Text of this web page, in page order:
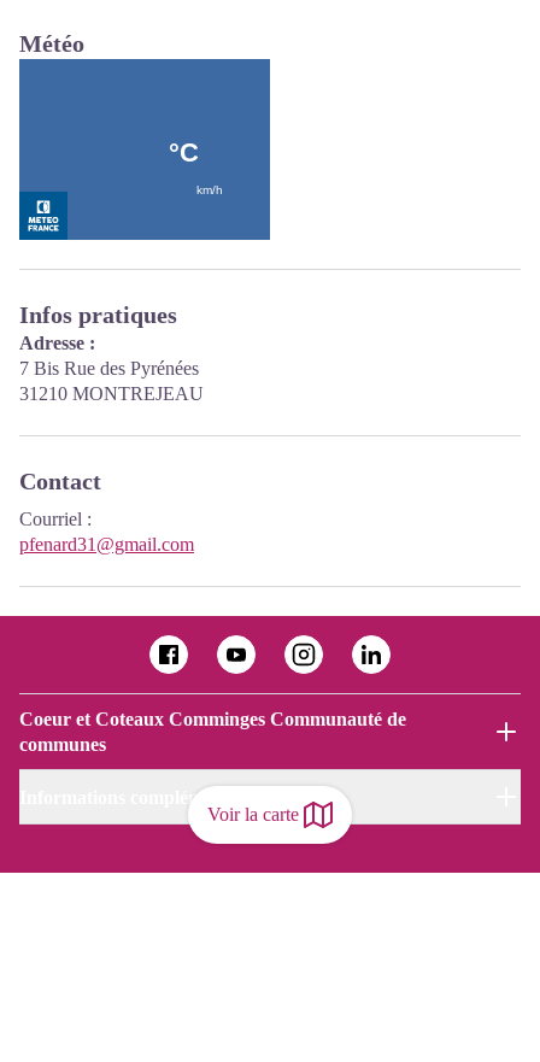
Voir la carte
Météo
Infos pratiques
Adresse :
7 Bis Rue des Pyrénées
31210 MONTREJEAU
Contact
Courriel :
pfenard31@gmail.com
Coeur et Coteaux Comminges Communauté de
communes
Informations complémentaires